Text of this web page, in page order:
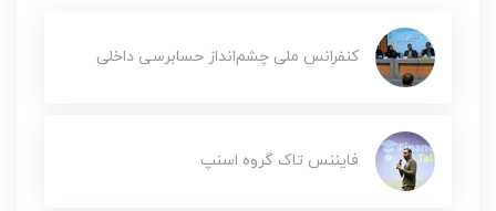
کنفرانس ملی چشم‌انداز حسابرسی داخلی
فایننس تاک گروه اسنپ